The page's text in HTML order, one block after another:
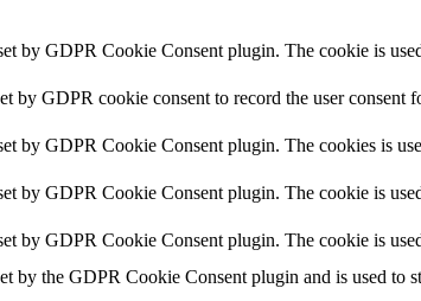
by GDPR Cookie Consent plugin. The cookie is
by GDPR cookie consent to record the user consent
by GDPR Cookie Consent plugin. The cookies is
by GDPR Cookie Consent plugin. The cookie is
by GDPR Cookie Consent plugin. The cookie is
by the GDPR Cookie Consent plugin and is used to